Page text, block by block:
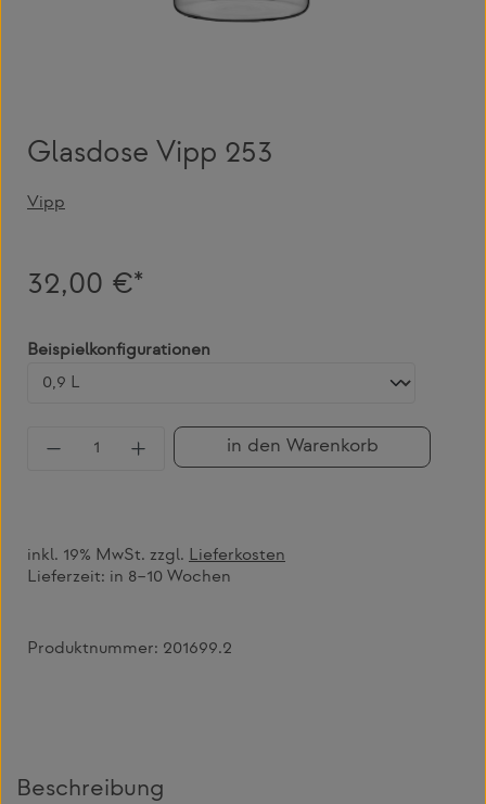
Glasdose Vipp 253
Vipp
32,00 €*
Beispielkonfigurationen
Produkt Anzahl: Gib den gewünschten
in den Warenkorb
inkl. 19% MwSt. zzgl. Lieferkosten
Lieferzeit: in 8–10 Wochen
Produktnummer: 201699.2
Beschreibung